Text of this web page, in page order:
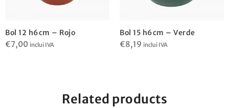
Bol 12 h6cm – Rojo
€7,00 inclui IVA
Bol 15 h6cm – Verde
€8,19 inclui IVA
Related products